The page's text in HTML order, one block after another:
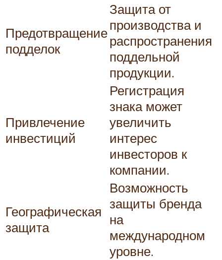
Предотвращение
подделок
Защита от
производства и
распространения
поддельной
продукции.
Привлечение
инвестиций
Регистрация
знака может
увеличить
интерес
инвесторов к
компании.
Географическая
защита
Возможность
защиты бренда
на
международном
уровне.